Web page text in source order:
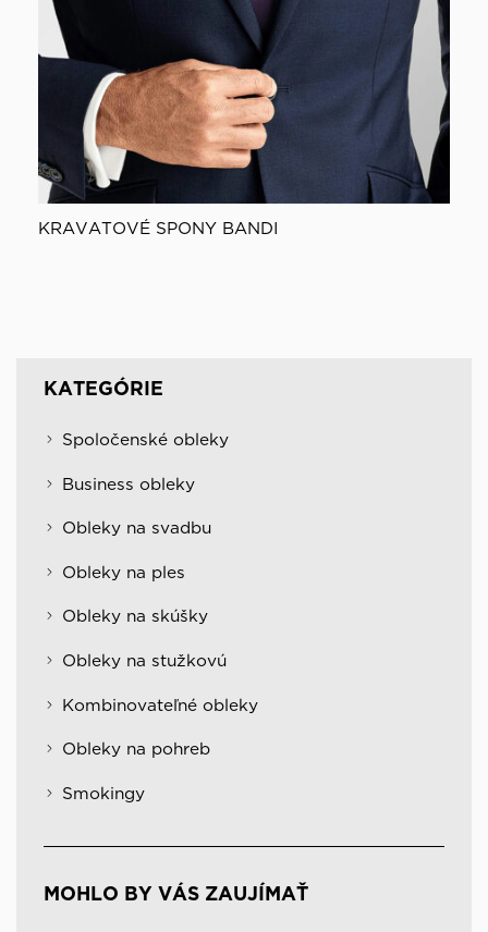
KATEGÓRIE
Spoločenské obleky
Business obleky
Obleky na svadbu
Obleky na ples
Obleky na skúšky
Obleky na stužkovú
Kombinovateľné obleky
Obleky na pohreb
Smokingy
MOHLO BY VÁS ZAUJÍMAŤ
KRAVATOVÉ SPONY BANDI